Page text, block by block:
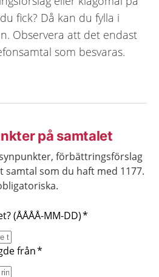
fick? Då kan du fylla i
Observera att det endast
som besvaras.
på samtalet
förbättringsförslag
samtal som du haft med 1177.
(ÅÅÅÅ-MM-DD)
från